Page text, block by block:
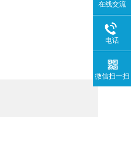
在线交流
电话
微信扫一扫